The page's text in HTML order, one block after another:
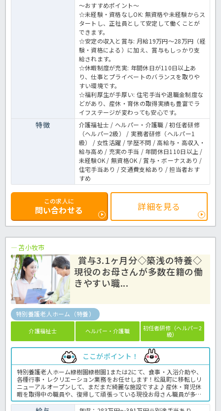
～おすすめポイント～
☆未経験・資格なしOK: 無資格や未経験からス
タートし、正社員として安定して働くことが
できます。
☆安定の収入と賞与: 月給19万円〜28万円（経
験・資格による）に加え、賞与もしっかり支
給されます。
☆休暇制度が充実: 年間休日が110日以上あ
り、仕事とプライベートのバランスを取りや
すい環境です。
☆福利厚生が手厚い: 住宅手当や退職金制度な
どがあり、産休・育休の取得実績も豊富でラ
イフステージが変わっても安心です。
特徴
介護福祉士 / ヘルパー・介護職 / 初任者研修
（ヘルパー2級） / 実務者研修（ヘルパー1
級） / 女性活躍 / 学歴不問 / 高給与・高収入・
給与高め / 充実の手当 / 年間休日110日以上 /
未経験OK / 無資格OK / 賞与・ボーナスあり /
住宅手当あり / 交通費支給あり / 担当者おす
すめ
この求人に
問い合わせる 詳細を見る
苫小牧市
賞与3.1ヶ月分◇築浅の特養◇
現役のお母さんが多数在籍の働
きやすい職...
特別養護老人ホーム（特養）
介護福祉士 ヘルパー・介護職
初任者研修（ヘルパー2
級）
ここがポイント！
特別養護老人ホーム緑樹園緑樹園1または2にて、食事・入浴介助や、
各種行事・レクリエーション業務をお任せします！松風町に移転しリ
ニューアルオープンして、まだまだ綺麗な施設ですよ♪産休・育児休
暇を取得中の職員や、復帰して頑張っている現役お母さん職員が多数
活躍中☆さらに、退職金共済や再雇用制度などの福利厚生を整えてい
るので、腰を据えて長く働くことができますよ！介護のお仕事をこれ